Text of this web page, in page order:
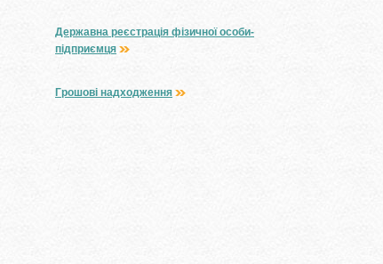
Державна реєстрація фізичної особи-
підприємця
Грошові надходження